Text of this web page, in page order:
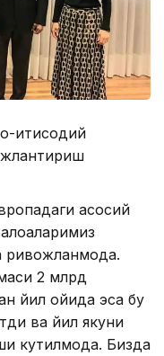
иқтисодий
асосий
2 млрд
йил ойида эса бу
ва йил якуни
кутилмоқда. Бизда